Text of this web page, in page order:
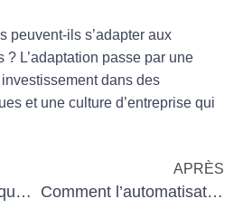
peuvent-ils s’adapter aux
? L’adaptation passe par une
dans des
et une culture d’entreprise qui
La révolution électrique de l’Alpine A110 : le moteur à flux axial de Whylot usiné par Mécachrome.
APRÈS
Comment l’automatisation aide à la prise de décision